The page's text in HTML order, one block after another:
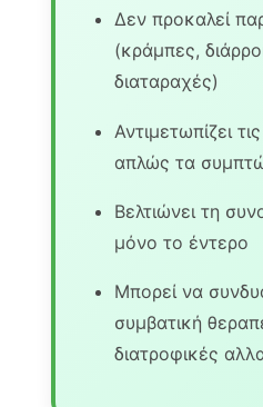
Δεν προκαλεί
(κράμπες,
διαταραχές)
Αντιμετωπίζει
απλώς τα
Βελτιώνει τη
μόνο το έντερο
Μπορεί να
συμβατική
διατροφικές